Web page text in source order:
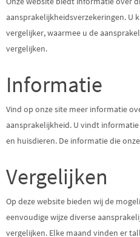
aansprakelijkheidsverzekeringen. U
vergelijker, waarmee u de
vergelijken.
Informatie
Vind op onze site meer informatie
aansprakelijkheid. U vindt
en huisdieren. De informatie die
Vergelijken
Op deze website bieden wij de
eenvoudige wijze diverse
vergelijken. Elke maand vinden er